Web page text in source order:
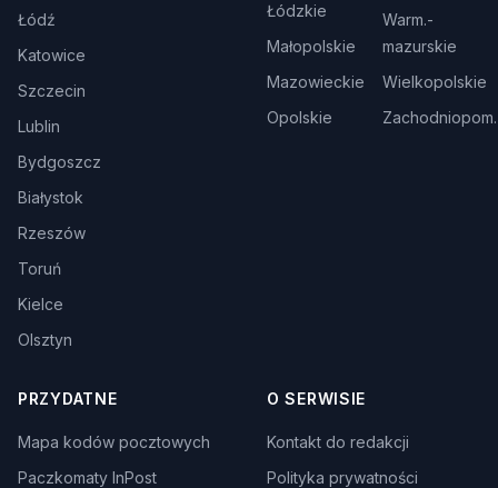
Łódź
Katowice
Szczecin
Lublin
Bydgoszcz
Białystok
Rzeszów
Toruń
Kielce
Olsztyn
Łódzkie
Małopolskie
Mazowieckie
Opolskie
Warm.-
mazurskie
Wielkopolskie
Zachodniopom.
PRZYDATNE
Mapa kodów pocztowych
Paczkomaty InPost
O SERWISIE
Kontakt do redakcji
Polityka prywatności